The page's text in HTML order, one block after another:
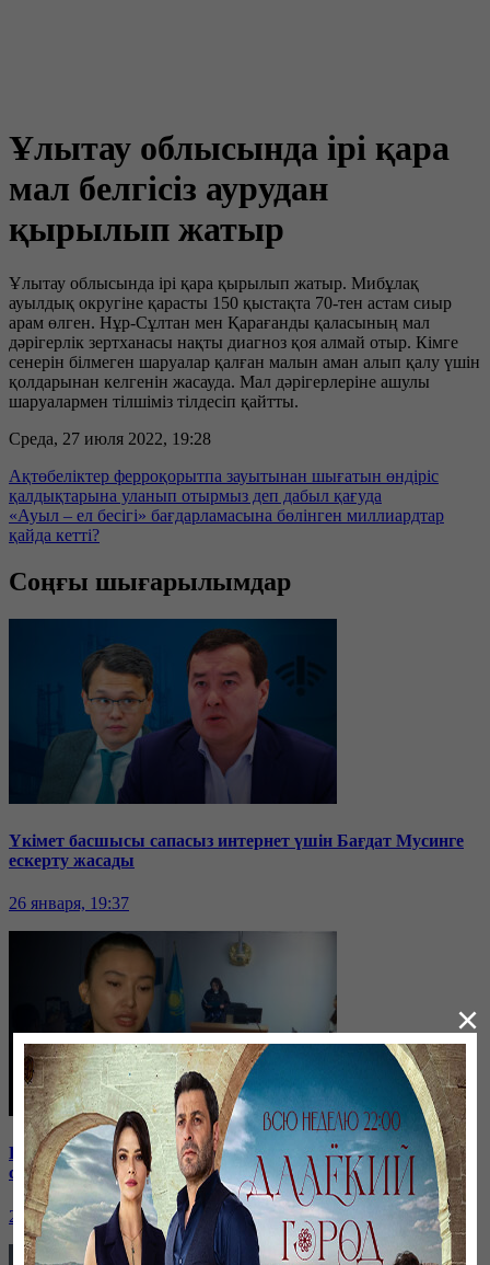
Ұлытау облысында ірі қара
мал белгісіз аурудан
қырылып жатыр
Ұлытау облысында ірі қара қырылып жатыр. Мибұлақ
ауылдық округіне қарасты 150 қыстақта 70-тен астам сиыр
арам өлген. Нұр-Сұлтан мен Қарағанды қаласының мал
дәрігерлік зертханасы нақты диагноз қоя алмай отыр. Кімге
сенерін білмеген шаруалар қалған малын аман алып қалу үшін
қолдарынан келгенін жасауда. Мал дәрігерлеріне ашулы
шаруалармен тілшіміз тілдесіп қайтты.
Среда, 27 июля 2022, 19:28
Ақтөбеліктер ферроқорытпа зауытынан шығатын өндіріс
қалдықтарына уланып отырмыз деп дабыл қағуда
«Ауыл – ел бесігі» бағдарламасына бөлінген миллиардтар
қайда кетті?
Соңғы шығарылымдар
Үкімет басшысы сапасыз интернет үшін Бағдат Мусинге
ескерту жасады
26 января, 19:37
Бірнеше отбасын алдаған туристік фирма директоры
сотталып жатыр
26 января, 19:36
×